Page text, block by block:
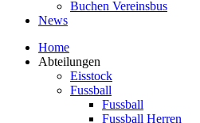
Buchen Vereinsbus
News
Home
Abteilungen
Eisstock
Fussball
Fussball
Fussball Herren